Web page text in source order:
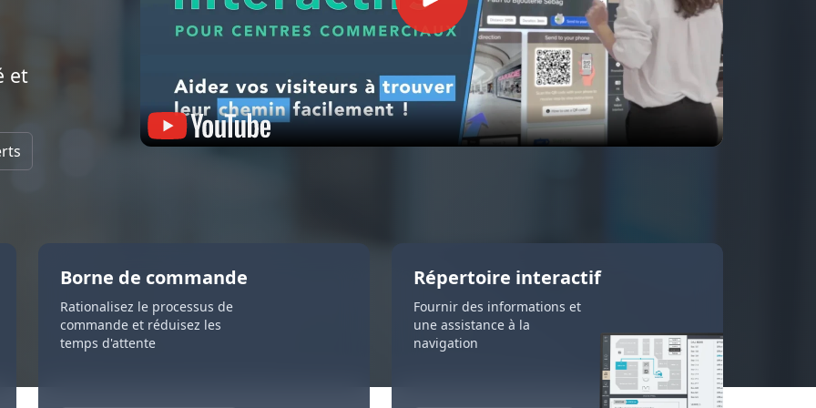
de produits
de commande
et
Affichage numérique et Wi-Fi pour
Murs vidéo pour entreprise
Murs vidéo pour réceptions et
affichage numérique pour les
Affichage numérique pour résidence,
maison de retraite et vie
communautaire
Application Only1 Génération visant à
réduire l'isolement des seniors
Immobilier
et
Borne de commande
Rationalisez le processus de
commande et réduisez les
temps d'attente
Répertoire interactif
Fournir des informations et
une assistance à la
navigation